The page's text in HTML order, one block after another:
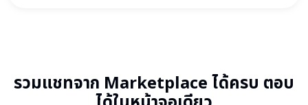
รวมแชทจาก Marketplace ได้ครบ ตอบ